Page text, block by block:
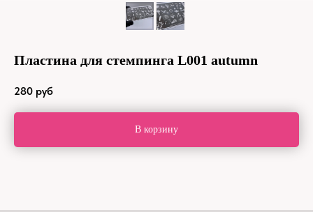
Пластина для стемпинга L001 autumn
280 руб
В корзину